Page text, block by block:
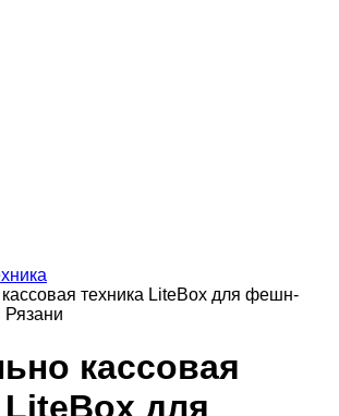
кассовая техника LiteBox для фешн-
Рязани
кассовая
LiteBox для